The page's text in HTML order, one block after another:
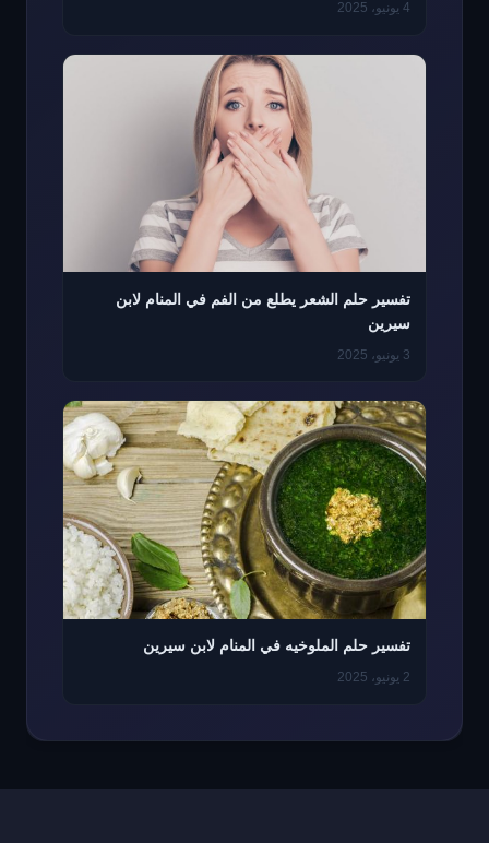
4 يونيو، 2025
تفسير حلم الشعر يطلع من الفم في المنام لابن
سيرين
3 يونيو، 2025
تفسير حلم الملوخيه في المنام لابن سيرين
2 يونيو، 2025